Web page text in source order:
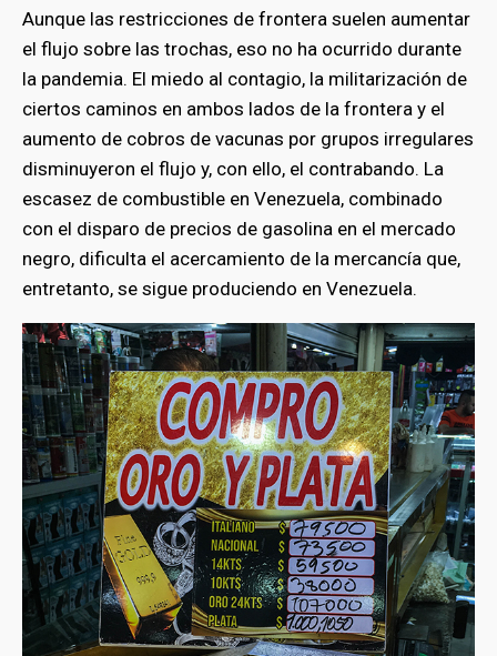
Aunque las restricciones de frontera suelen aumentar
el flujo sobre las trochas, eso no ha ocurrido durante
la pandemia. El miedo al contagio, la militarización de
ciertos caminos en ambos lados de la frontera y el
aumento de cobros de vacunas por grupos irregulares
disminuyeron el flujo y, con ello, el contrabando. La
escasez de combustible en Venezuela, combinado
con el disparo de precios de gasolina en el mercado
negro, dificulta el acercamiento de la mercancía que,
entretanto, se sigue produciendo en Venezuela.